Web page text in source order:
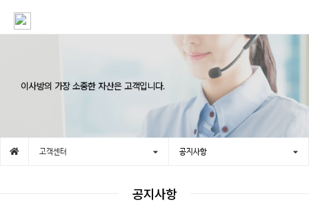
이사방의 가장 소중한 자산은 고객입니다.
고객센터 공지사항
공지사항